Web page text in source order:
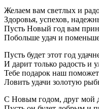
Желаем вам светлых и
Здоровья, успехов,
Пусть Новый год вам
Побольше удач и
Пусть будет этот год
И дарит только радость и
Тебе подарок наш поможет
Ловить удачи золотую
С Новым годом, друг мой